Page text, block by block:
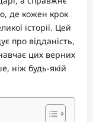
де кожен крок
історії. Цей
про відданість,
цих верних
ніж будь-якій